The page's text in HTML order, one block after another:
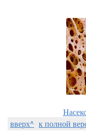
вверх^ к полной